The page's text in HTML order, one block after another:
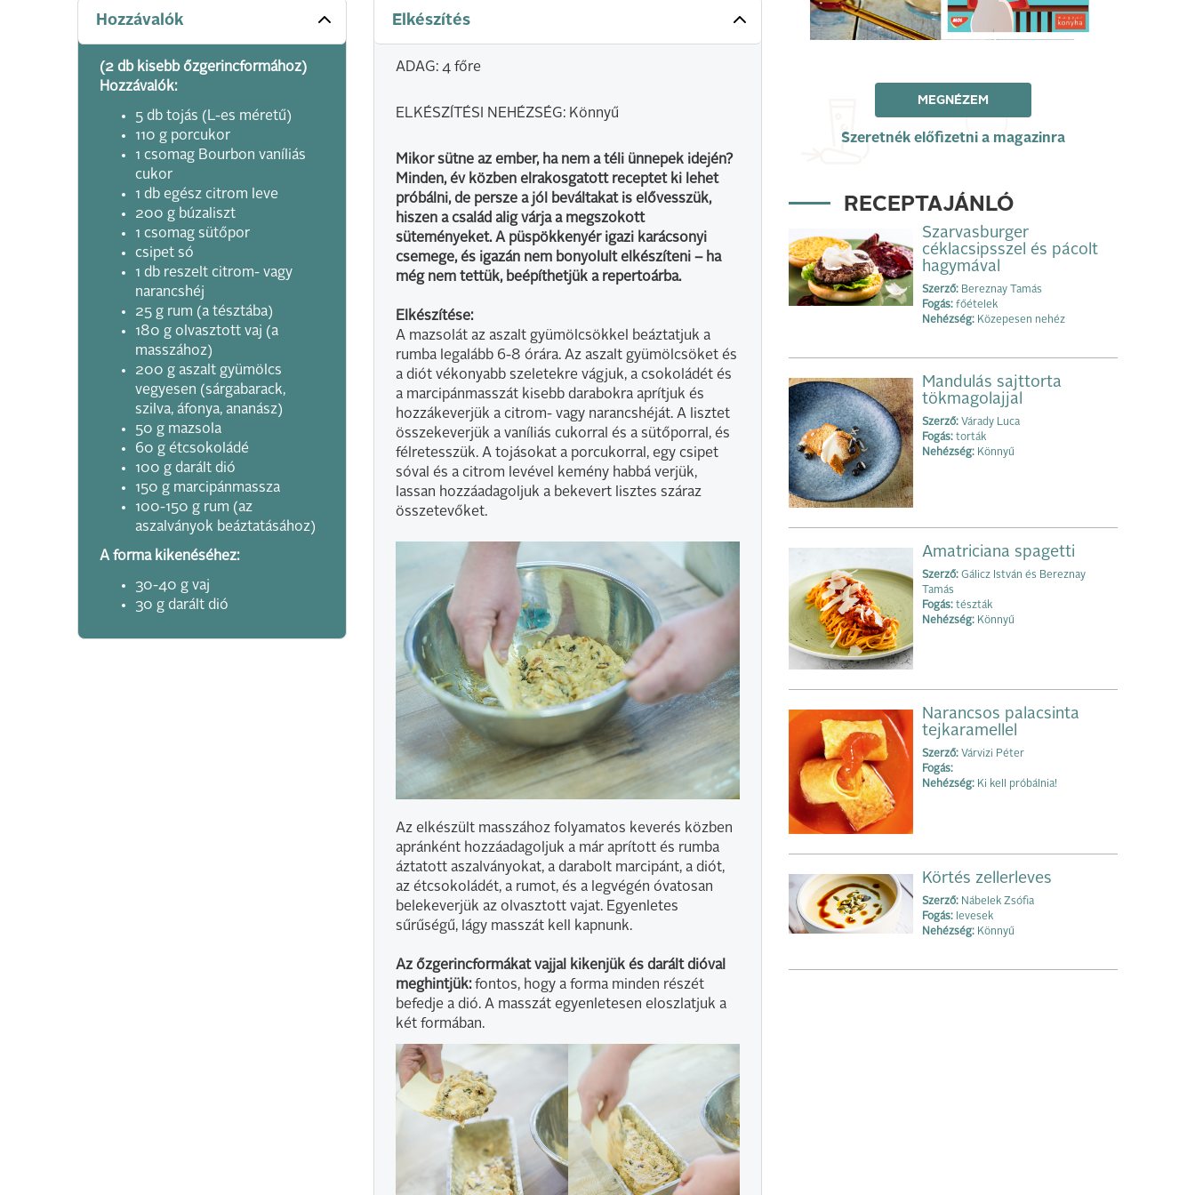
Hozzávalók
(2 db kisebb őzgerincformához)
Hozzávalók:
5 db tojás (L-es méretű)
110 g porcukor
1 csomag Bourbon vaníliás
cukor
1 db egész citrom leve
200 g búzaliszt
1 csomag sütőpor
csipet só
1 db reszelt citrom- vagy
narancshéj
25 g rum (a tésztába)
180 g olvasztott vaj (a
masszához)
200 g aszalt gyümölcs
vegyesen (sárgabarack,
szilva, áfonya, ananász)
50 g mazsola
60 g étcsokoládé
100 g darált dió
150 g marcipánmassza
100-150 g rum (az
aszalványok beáztatásához)
A forma kikenéséhez:
30-40 g vaj
30 g darált dió
Elkészítés
ADAG: 4 főre
ELKÉSZÍTÉSI NEHÉZSÉG: Könnyű
Mikor sütne az ember, ha nem a téli ünnepek idején?
Minden, év közben elrakosgatott receptet ki lehet
próbálni, de persze a jól beváltakat is elővesszük,
hiszen a család alig várja a megszokott
süteményeket. A püspökkenyér igazi karácsonyi
csemege, és igazán nem bonyolult elkészíteni – ha
még nem tettük, beépíthetjük a repertoárba.
Elkészítése:
A mazsolát az aszalt gyümölcsökkel beáztatjuk a
rumba legalább 6-8 órára. Az aszalt gyümölcsöket és
a diót vékonyabb szeletekre vágjuk, a csokoládét és
a marcipánmasszát kisebb darabokra aprítjuk és
hozzákeverjük a citrom- vagy narancshéját. A lisztet
összekeverjük a vaníliás cukorral és a sütőporral, és
félretesszük. A tojásokat a porcukorral, egy csipet
sóval és a citrom levével kemény habbá verjük,
lassan hozzáadagoljuk a bekevert lisztes száraz
összetevőket.
Az elkészült masszához folyamatos keverés közben
apránként hozzáadagoljuk a már aprított és rumba
áztatott aszalványokat, a darabolt marcipánt, a diót,
az étcsokoládét, a rumot, és a legvégén óvatosan
belekeverjük az olvasztott vajat. Egyenletes
sűrűségű, lágy masszát kell kapnunk.
Az őzgerincformákat vajjal kikenjük és darált dióval
meghintjük:fontos, hogy a forma minden részét
befedje a dió. A masszát egyenletesen eloszlatjuk a
két formában.
MEGNÉZEM
Szeretnék előfizetni a magazinra
RECEPTAJÁNLÓ
Szarvasburger
céklacsipsszel és pácolt
hagymával
Szerző: Bereznay Tamás
Fogás: főételek
Nehézség: Közepesen nehéz
Mandulás sajttorta
tökmagolajjal
Szerző: Várady Luca
Fogás: torták
Nehézség: Könnyű
Amatriciana spagetti
Szerző: Gálicz István és Bereznay
Tamás
Fogás: tészták
Nehézség: Könnyű
Narancsos palacsinta
tejkaramellel
Szerző: Várvizi Péter
Fogás:
Nehézség: Ki kell próbálnia!
Körtés zellerleves
Szerző: Nábelek Zsófia
Fogás: levesek
Nehézség: Könnyű